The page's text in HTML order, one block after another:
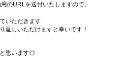
のURLを送付いたしますので、
いただきます
返しいただけますと幸いです！
思います◎